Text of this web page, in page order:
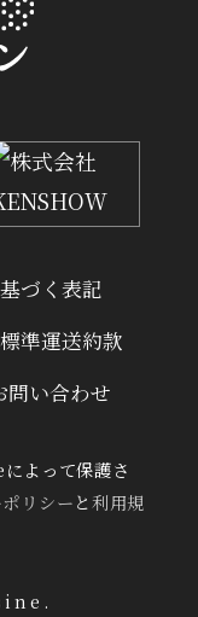
づく表記
準運送約款
問い合わせ
よって保護さ
リシーと利用規